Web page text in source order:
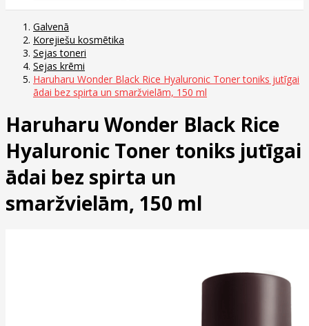
Galvenā
Korejiešu kosmētika
Sejas toneri
Sejas krēmi
Haruharu Wonder Black Rice Hyaluronic Toner toniks jutīgai
ādai bez spirta un smaržvielām, 150 ml
Haruharu Wonder Black Rice
Hyaluronic Toner toniks jutīgai
ādai bez spirta un
smaržvielām, 150 ml